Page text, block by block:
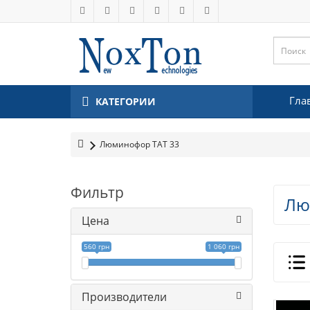
КАТЕГОРИИ
Люминофор ТАТ 33
Фильтр
Цена
560 грн 1 060 грн
Производители